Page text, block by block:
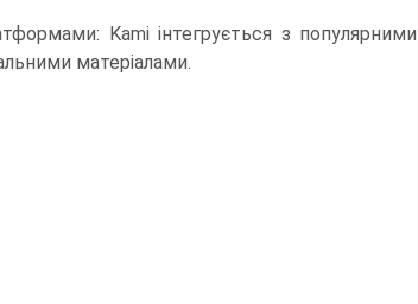
Kami інтегрується з популярними
матеріалами.